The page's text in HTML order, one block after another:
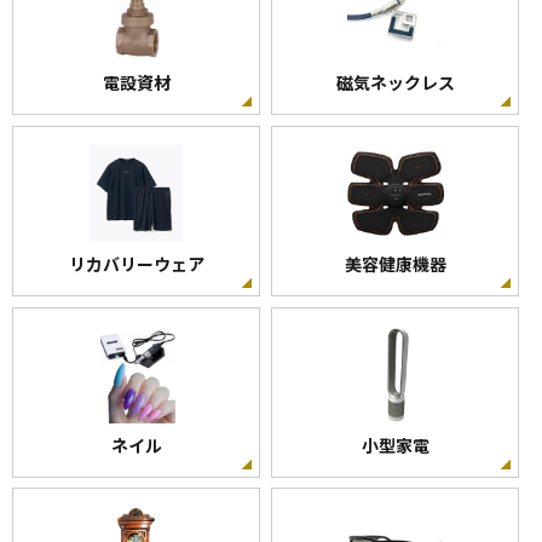
電設資材 磁気ネックレス
リカバリーウェア 美容健康機器
ネイル 小型家電